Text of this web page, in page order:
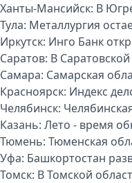
Ханты-Мансийск: В
Тула: Металлургия
Иркутск: Инго Банк
Саратов: В
Самара: Самарская
Красноярск: Индекс
Челябинск:
Казань: Лето - время
Тюмень: Тюменская
Уфа: Башкортостан
Томск: В Томской